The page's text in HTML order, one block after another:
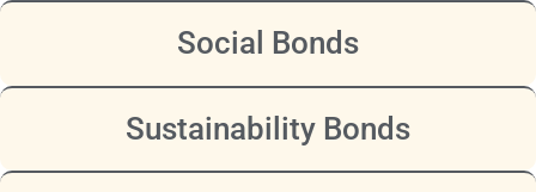
Social Bonds
Sustainability Bonds